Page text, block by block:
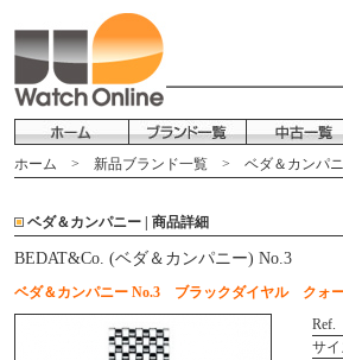
ホーム > 新品ブランド一覧 > ベダ＆カンパ
ベダ＆カンパニー | 商品詳細
BEDAT&Co. (ベダ＆カンパニー) No.3
ベダ＆カンパニー No.3 ブラックダイヤル ク
Ref.
サ